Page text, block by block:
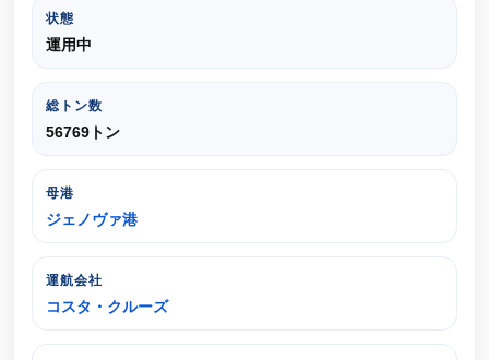
状態
運用中
総トン数
56769トン
母港
ジェノヴァ港
運航会社
コスタ・クルーズ
新規登録